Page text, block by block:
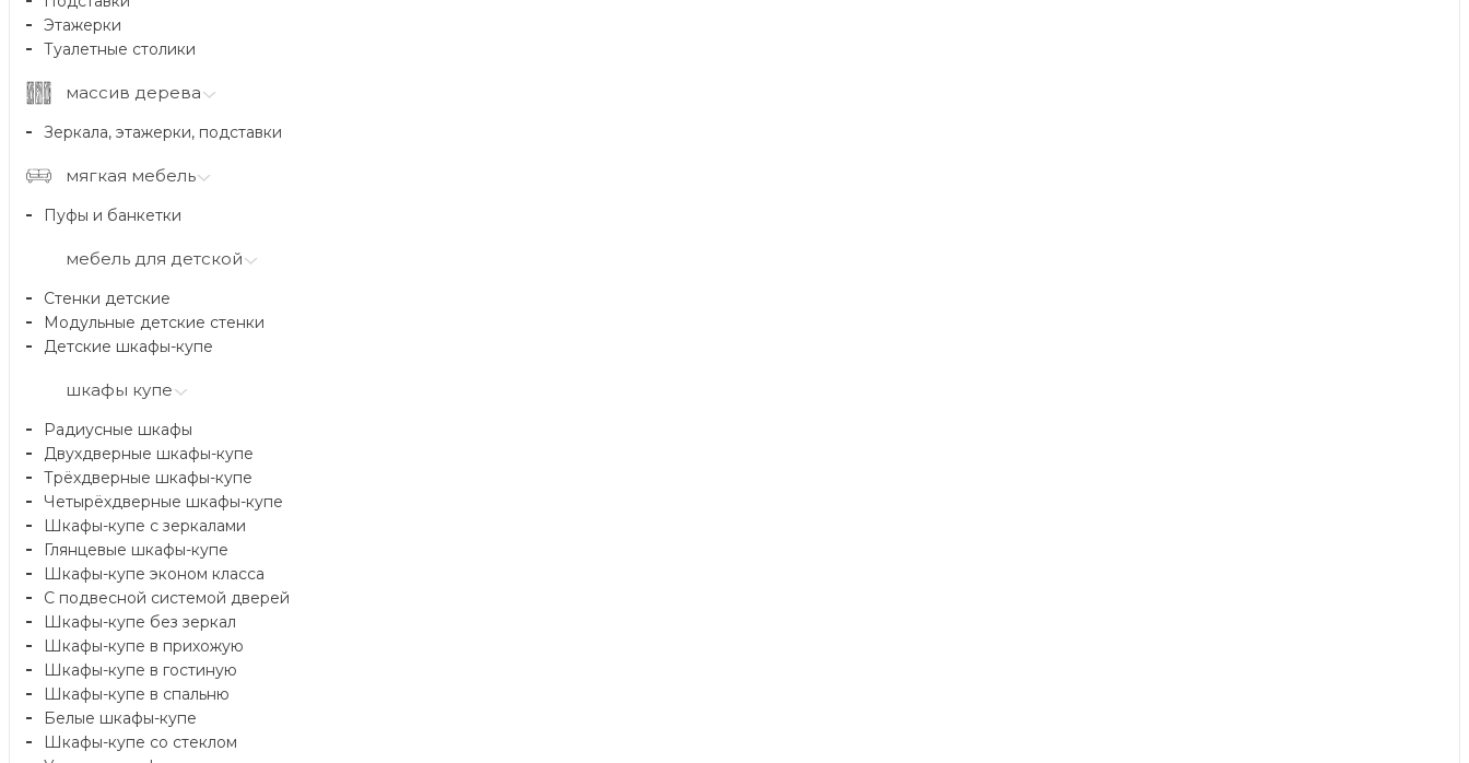
Этажерки
Туалетные столики
массив дерева
Зеркала, этажерки, подставки
мягкая мебель
Пуфы и банкетки
мебель для детской
Стенки детские
Модульные детские стенки
Детские шкафы-купе
шкафы купе
Радиусные шкафы
Двухдверные шкафы-купе
Трёхдверные шкафы-купе
Четырёхдверные шкафы-купе
Шкафы-купе с зеркалами
Глянцевые шкафы-купе
Шкафы-купе эконом класса
С подвесной системой дверей
Шкафы-купе без зеркал
Шкафы-купе в прихожую
Шкафы-купе в гостиную
Шкафы-купе в спальню
Белые шкафы-купе
Шкафы-купе со стеклом